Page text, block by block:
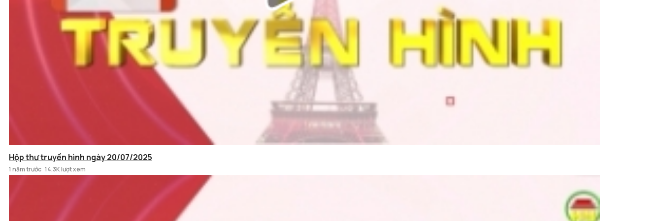
Hộp thư truyền hình ngày 20/07/2025
1 năm trước 14.3K lượt xem